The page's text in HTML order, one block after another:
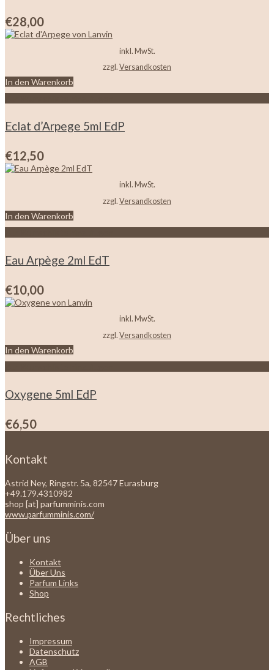
€28,00
inkl. MwSt.
zzgl. Versandkosten
In den Warenkorb
Eclat d’Arpege 5ml EdP
€12,50
inkl. MwSt.
zzgl. Versandkosten
In den Warenkorb
Eau Arpège 2ml EdT
€10,00
inkl. MwSt.
zzgl. Versandkosten
In den Warenkorb
Oxygene 5ml EdP
€6,50
Kontakt
Astrid Ney, Ringstr. 5a, 82547 Eurasburg
+49.179.4310982
shop [at] parfumminis.com
www.parfumminis.com/
Über uns
Kontakt
Über Uns
Parfum Links
Shop
Rechtliches
Impressum
Datenschutz
AGB